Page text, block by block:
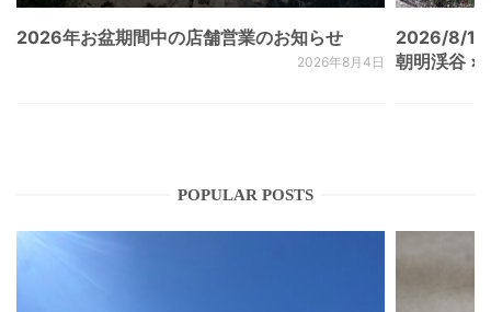
2026年お盆期間中の店舗営業のお知らせ
2026年8月4日
2026/8/
朝明渓谷 ×
POPULAR POSTS